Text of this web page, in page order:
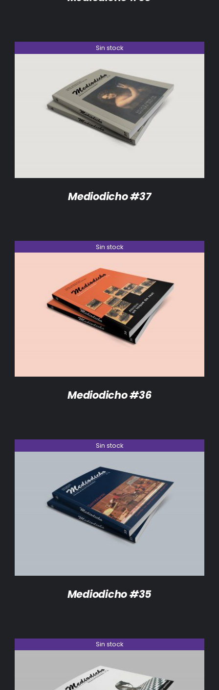
Sin stock
DETALLES
Mediodicho #37
Sin stock
DETALLES
Mediodicho #36
Sin stock
DETALLES
Mediodicho #35
Sin stock